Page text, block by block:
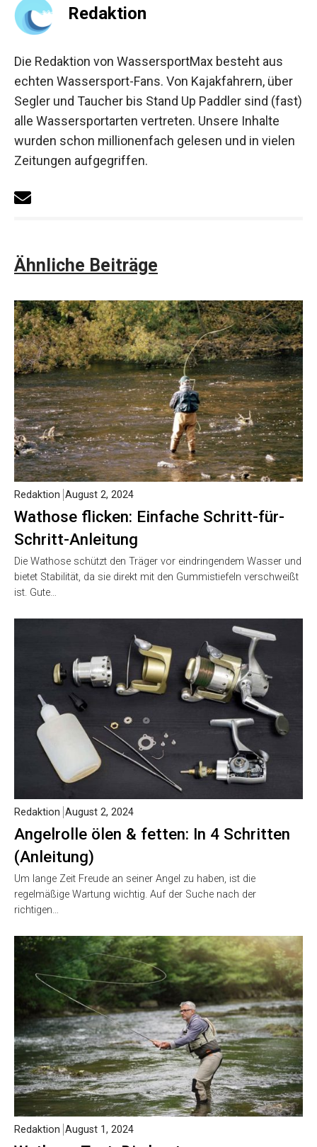
Redaktion
Die Redaktion von WassersportMax besteht aus
echten Wassersport-Fans. Von Kajakfahrern, über
Segler und Taucher bis Stand Up Paddler sind (fast)
alle Wassersportarten vertreten. Unsere Inhalte
wurden schon millionenfach gelesen und in vielen
Zeitungen aufgegriffen.
Ähnliche Beiträge
Wathose flicken: Einfache Schritt-für-
Schritt-Anleitung
Redaktion August 2, 2024
Die Wathose schützt den Träger vor eindringendem Wasser und
bietet Stabilität, da sie direkt mit den Gummistiefeln verschweißt
ist. Gute…
Angelrolle ölen & fetten: In 4 Schritten
(Anleitung)
Redaktion August 2, 2024
Um lange Zeit Freude an seiner Angel zu haben, ist die
regelmäßige Wartung wichtig. Auf der Suche nach der
richtigen…
Redaktion August 1, 2024